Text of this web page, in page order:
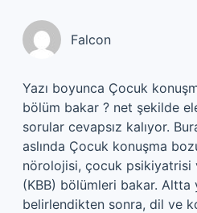
Falcon
Yazı boyunca Çocuk
bölüm bakar ? net şekilde
sorular cevapsız kalıyor.
aslında Çocuk konuşma
nörolojisi, çocuk psikiyatrisi
(KBB) bölümleri bakar. Altta
belirlendikten sonra, dil ve